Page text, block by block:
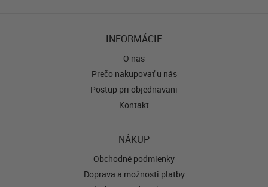
INFORMÁCIE
O nás
Prečo nakupovať u nás
Postup pri objednávaní
Kontakt
NÁKUP
Obchodné podmienky
Doprava a možnosti platby